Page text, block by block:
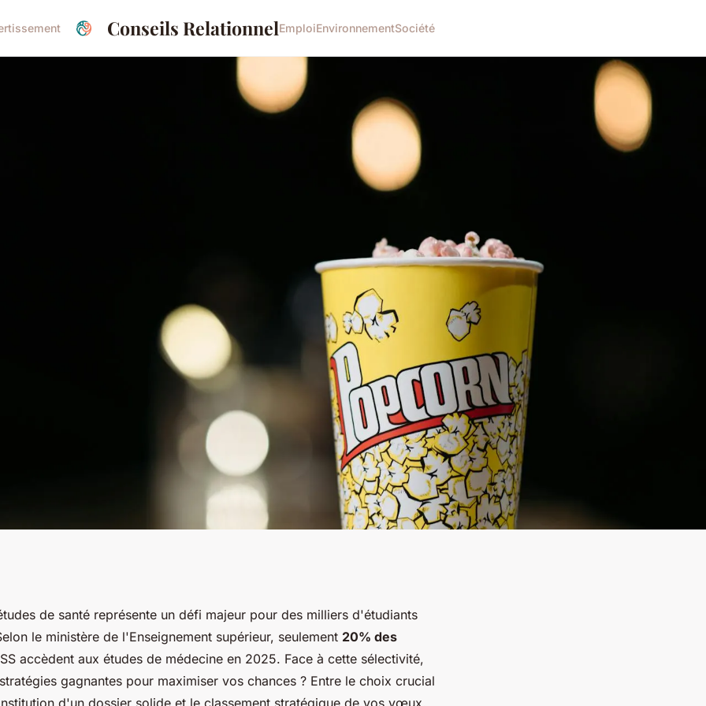
Conseils RelationnelEmploiEnvironnementSociété
LAS :
de santé représente un défi majeur pour des milliers d'étudiants
le ministère de l'Enseignement supérieur, seulement 20% des
accèdent aux études de médecine en 2025. Face à cette sélectivité,
gagnantes pour maximiser vos chances ? Entre le choix crucial
d'un dossier solide et le classement stratégique de vos vœux,